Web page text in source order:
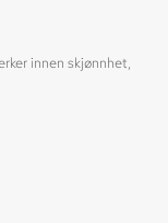
innen skjønnhet,